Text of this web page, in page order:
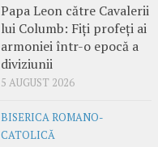
Papa Leon către Cavalerii
lui Columb: Fiți profeți ai
armoniei într-o epocă a
diviziunii
5 AUGUST 2026
BISERICA ROMANO-
CATOLICĂ